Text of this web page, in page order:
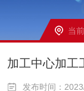
当
加工中心加工
发布时间：